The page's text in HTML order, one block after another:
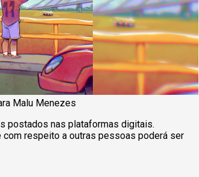
Malu Menezes
postados nas plataformas digitais.
respeito a outras pessoas poderá ser